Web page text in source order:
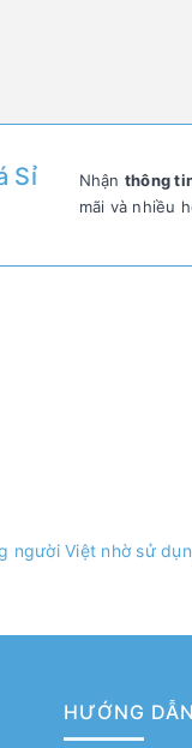
Sỉ Nhận thông
mãi và nhiều
người Việt nhờ sử
HƯỚNG DẪN